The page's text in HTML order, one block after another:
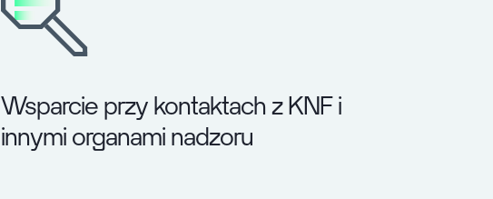
Wsparcie przy kontaktach z KNF i
innymi organami nadzoru